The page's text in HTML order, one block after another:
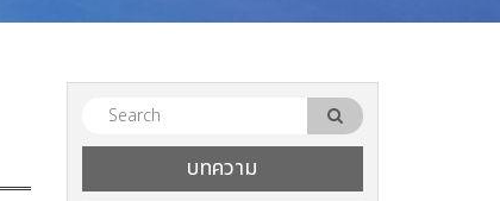
บทความ